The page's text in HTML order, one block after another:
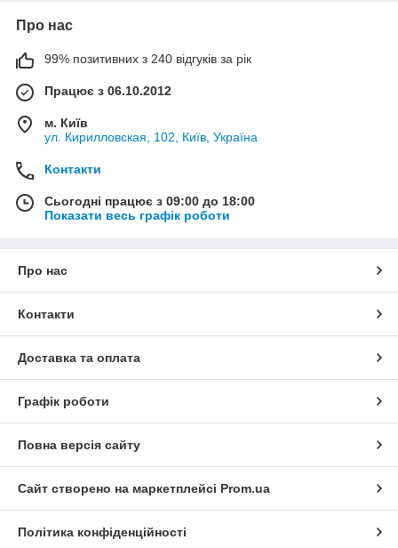
Про нас
99% позитивних з 240 відгуків за рік
Працює з 06.10.2012
м. Київ
ул. Кирилловская, 102, Київ, Україна
Контакти
Сьогодні працює з 09:00 до 18:00
Показати весь графік роботи
Про нас
Контакти
Доставка та оплата
Графік роботи
Повна версія сайту
Сайт створено на маркетплейсі Prom.ua
Політика конфіденційності